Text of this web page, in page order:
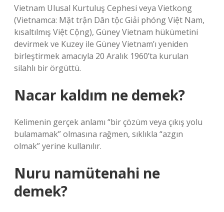
Vietnam Ulusal Kurtuluş Cephesi veya Vietkong
(Vietnamca: Mặt trận Dân tộc Giải phóng Việt Nam,
kısaltılmış Việt Cộng), Güney Vietnam hükümetini
devirmek ve Kuzey ile Güney Vietnam’ı yeniden
birleştirmek amacıyla 20 Aralık 1960’ta kurulan
silahlı bir örgüttü.
Nacar kaldım ne demek?
Kelimenin gerçek anlamı “bir çözüm veya çıkış yolu
bulamamak” olmasına rağmen, sıklıkla “azgın
olmak” yerine kullanılır.
Nuru namütenahi ne
demek?